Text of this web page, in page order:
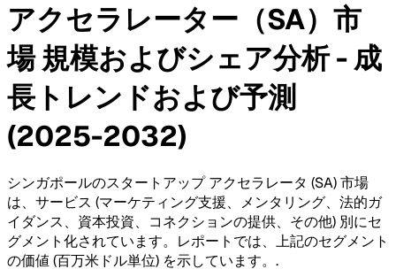
アクセラレーター（SA）市
場 規模およびシェア分析 - 成
長トレンドおよび予測
(2025-2032)
シンガポールのスタートアップ アクセラレータ (SA) 市場
は、サービス (マーケティング支援、メンタリング、法的ガ
イダンス、資本投資、コネクションの提供、その他) 別にセ
グメント化されています。レポートでは、上記のセグメント
の価値 (百万米ドル単位) を示しています。 .